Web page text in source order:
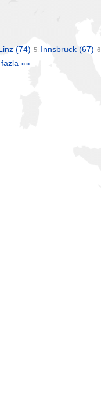
(74) 5. Innsbruck (67) 6.
»»